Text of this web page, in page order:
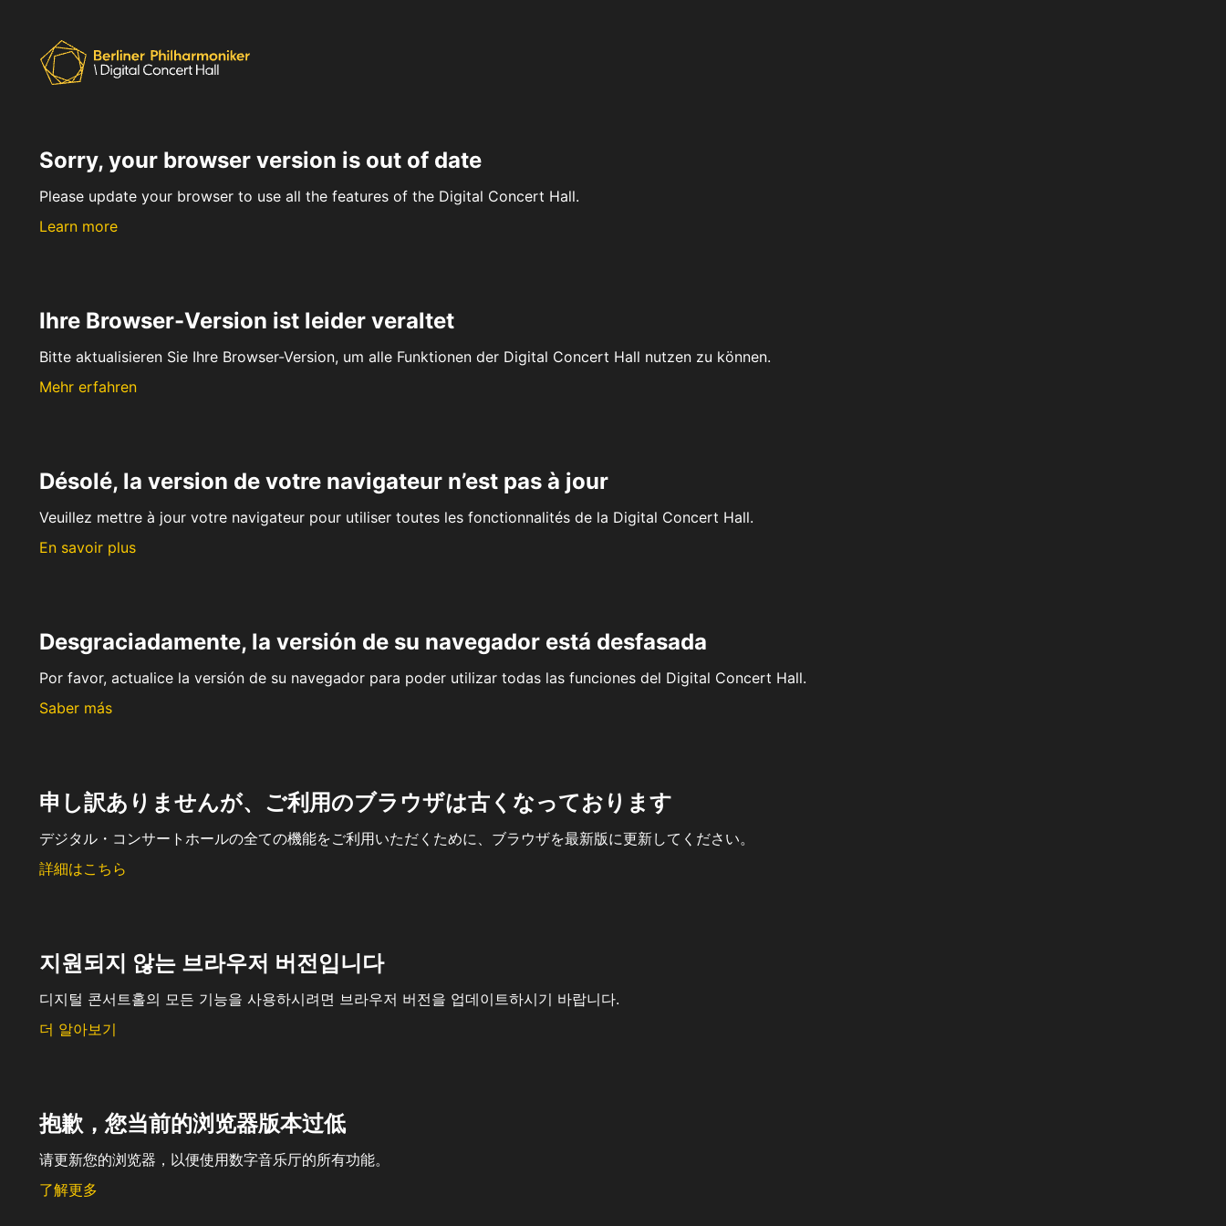
Sorry, your browser version is out of date
Please update your browser to use all the features of the Digital Concert Hall.
Learn more
Ihre Browser-Version ist leider veraltet
Bitte aktualisieren Sie Ihre Browser-Version, um alle Funktionen der Digital Concert Hall nutzen zu können.
Mehr erfahren
Désolé, la version de votre navigateur n’est pas à jour
Veuillez mettre à jour votre navigateur pour utiliser toutes les fonctionnalités de la Digital Concert Hall.
En savoir plus
Desgraciadamente, la versión de su navegador está desfasada
Por favor, actualice la versión de su navegador para poder utilizar todas las funciones del Digital Concert Hall.
Saber más
申し訳ありませんが、ご利用のブラウザは古くなっております
デジタル・コンサートホールの全ての機能をご利用いただくために、ブラウザを最新版に更新してください。
詳細はこちら
지원되지 않는 브라우저 버전입니다
디지털 콘서트홀의 모든 기능을 사용하시려면 브라우저 버전을 업데이트하시기 바랍니다.
더 알아보기
抱歉，您当前的浏览器版本过低
请更新您的浏览器，以便使用数字音乐厅的所有功能。
了解更多